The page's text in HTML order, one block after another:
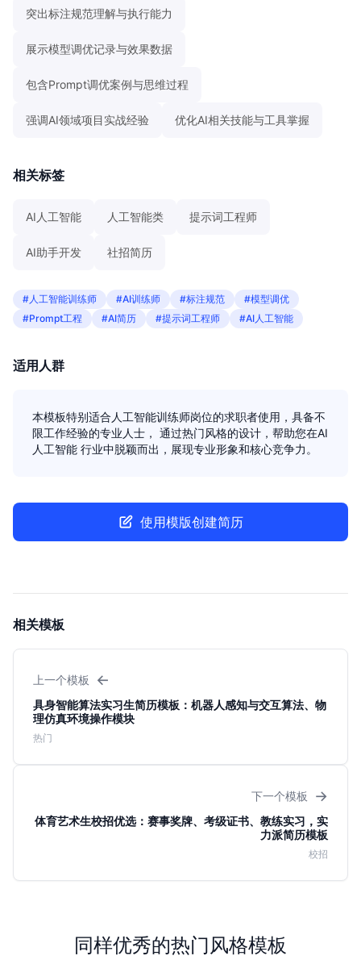
突出标注规范理解与执行能力
展示模型调优记录与效果数据
包含Prompt调优案例与思维过程
强调AI领域项目实战经验 优化AI相关技能与工具掌握
相关标签
AI人工智能 人工智能类 提示词工程师
AI助手开发 社招简历
#人工智能训练师 #AI训练师 #标注规范
#模型调优
#Prompt工程
#AI简历 #提示词工程师 #AI人工智能
适用人群
本模板特别适合人工智能训练师岗位的求职者使用，具备不
限工作经验的专业人士， 通过热门风格的设计，帮助您在AI
人工智能 行业中脱颖而出，展现专业形象和核心竞争力。
使用模版创建简历
相关模板
上一个模板 ←
具身智能算法实习生简历模板：机器人感知与交互算法、物
理仿真环境操作模块
热门
下一个模板 →
体育艺术生校招优选：赛事奖牌、考级证书、教练实习，实
力派简历模板
校招
同样优秀的热门风格模板